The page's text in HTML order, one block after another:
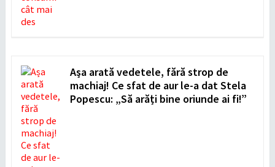
Așa arată vedetele, fără strop de
machiaj! Ce sfat de aur le-a dat Stela
Popescu: „Să arăți bine oriunde ai fi!”